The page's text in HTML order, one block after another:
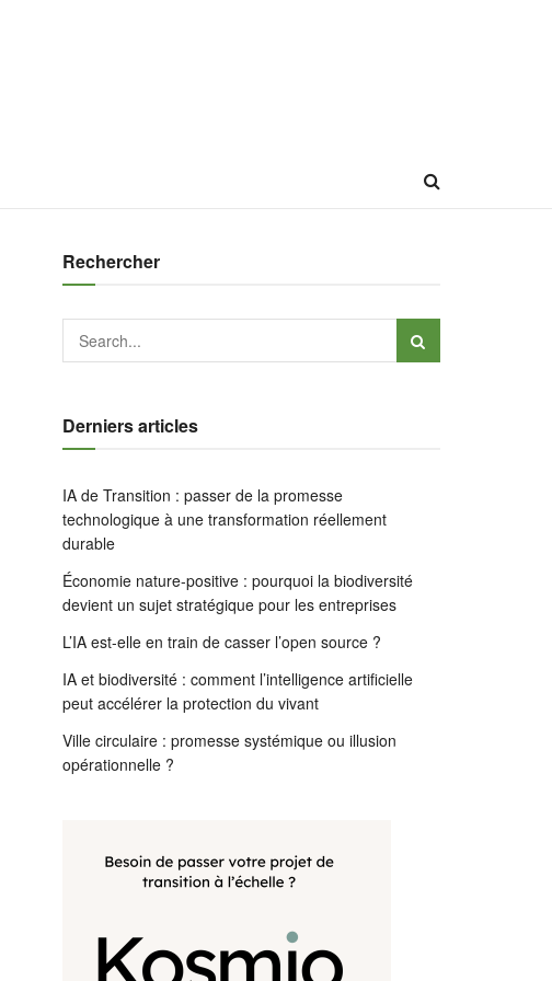
Rechercher
Derniers articles
IA de Transition : passer de la promesse
technologique à une transformation réellement
durable
Économie nature-positive : pourquoi la biodiversité
devient un sujet stratégique pour les entreprises
L’IA est-elle en train de casser l’open source ?
IA et biodiversité : comment l’intelligence artificielle
peut accélérer la protection du vivant
Ville circulaire : promesse systémique ou illusion
opérationnelle ?